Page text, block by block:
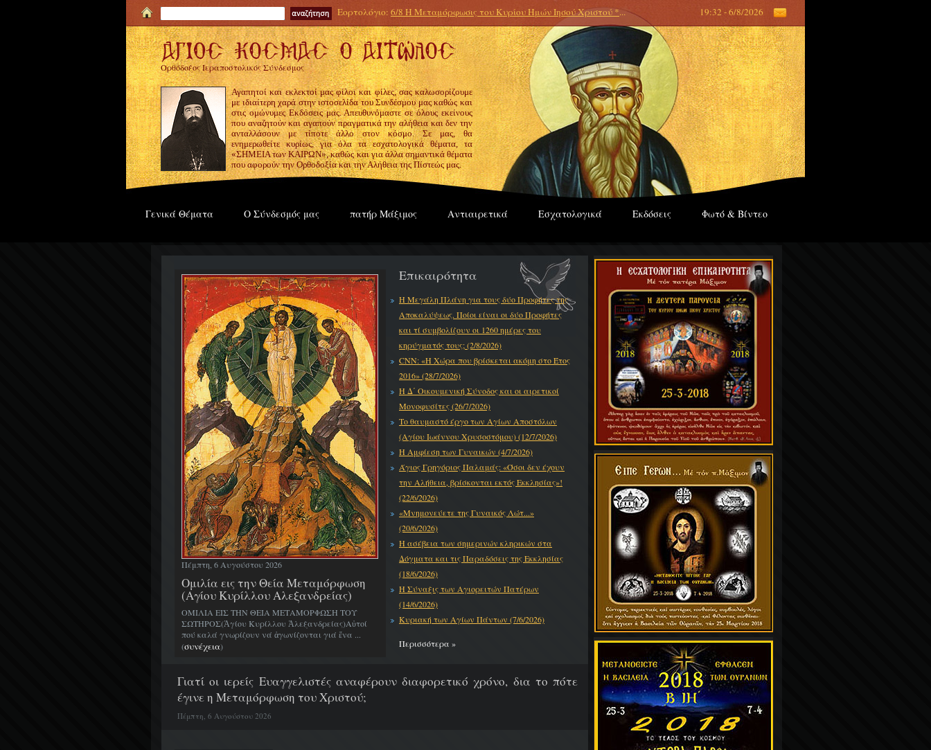
Εορτολόγιο: 6/8 Η Μεταμόρφωσις του Κυρίου Ημών Ιησού Χριστού *... 19:32 - 6/8/2026
Ορθόδοξος Ιεραποστολικός Σύνδεσμος
Αγαπητοί και εκλεκτοί μας φίλοι και φίλες, σας καλωσορίζουμε
με ιδιαίτερη χαρά στην ιστοσελίδα του Συνδέσμου μας καθώς και
στις ομώνυμες Εκδόσεις μας. Απευθυνόμαστε σε όλους εκείνους
που αναζητούν και αγαπούν πραγματικά την αλήθεια και δεν την
ανταλλάσουν με τίποτε άλλο στον κόσμο. Σε μας, θα
ενημερωθείτε κυρίως, για όλα τα εσχατολογικά θέματα, τα
«ΣΗΜΕΙΑ των ΚΑΙΡΩΝ», καθώς και για άλλα σημαντικά θέματα
που αφορούν την Ορθοδοξία και την Αλήθεια της Πίστεώς μας.
Γενικά Θέματα Ο Σύνδεσμός μας πατήρ Μάξιμος Αντιαιρετικά Εσχατολογικά Εκδόσεις Φωτό & Βίντεο
Πέμπτη, 6 Αυγούστου 2026
Ομιλία εις την Θεία Μεταμόρφωση
(Αγίου Κυρίλλου Αλεξανδρείας)
ΟΜΙΛΙΑ ΕΙΣ ΤΗΝ ΘΕΙΑ ΜΕΤΑΜΟΡΦΩΣΗ ΤΟΥ
ΣΩΤΗΡΟΣ(Ἁγίου Κυρίλλου Ἀλεξανδρείας)Αὐτοί
πού καλά γνωρίζουν νά ἀγωνίζονται γιά ἕνα ...
(συνέχεια)
Επικαιρότητα
Η Μεγάλη Πλάνη για τους δύο Προφήτες της
Αποκαλύψεως. Ποίοι είναι οι δύο Προφήτες
και τί συμβολίζουν οι 1260 ημέρες του
κηρύγματός τους; (2/8/2026)
CNN: «Η Χώρα που βρίσκεται ακόμη στο Έτος
2016» (28/7/2026)
Η Δ΄ Οικουμενική Σύνοδος και οι αιρετικοί
Μονοφυσίτες (26/7/2026)
Το θαυμαστό έργο των Αγίων Αποστόλων
(Αγίου Ιωάννου Χρυσοστόμου) (12/7/2026)
Η Αμφίεση των Γυναικών (4/7/2026)
Άγιος Γρηγόριος Παλαμάς: «Όσοι δεν έχουν
την Αλήθεια, βρίσκονται εκτός Εκκλησίας»!
(22/6/2026)
«Μνημονεύετε της Γυναικός Λώτ...»
(20/6/2026)
Η ασέβεια των σημερινών κληρικών στα
Δόγματα και τις Παραδόσεις της Εκκλησίας
(18/6/2026)
Η Σύναξις των Αγιορειτών Πατέρων
(14/6/2026)
Κυριακή των Αγίων Πάντων (7/6/2026)
Περισσότερα »
Γιατί οι ιερείς Ευαγγελιστές αναφέρουν διαφορετικό χρόνο, δια το πότε
έγινε η Μεταμόρφωση του Χριστού;
Πέμπτη, 6 Αυγούστου 2026